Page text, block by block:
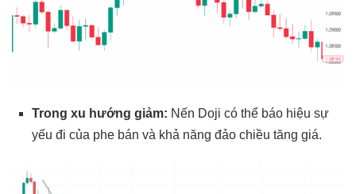
Trong xu hướng giảm: Nến Doji có thể báo hiệu sự
yếu đi của phe bán và khả năng đảo chiều tăng giá.